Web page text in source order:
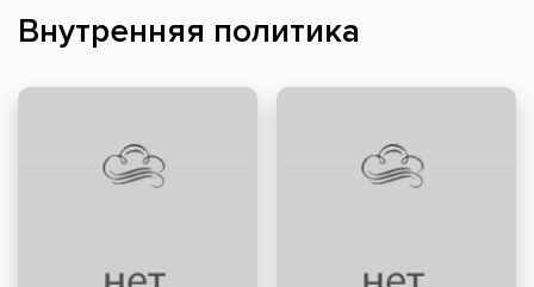
Внутренняя политика